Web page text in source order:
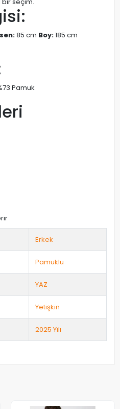
seçim.
85 cm Boy:185 cm
Pamuk
Erkek
Pamuklu
YAZ
Yetişkin
2025 Yılı